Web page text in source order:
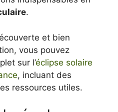
.
et bien
vous pouvez
sur l’éclipse solaire
, incluant des
ressources utiles.